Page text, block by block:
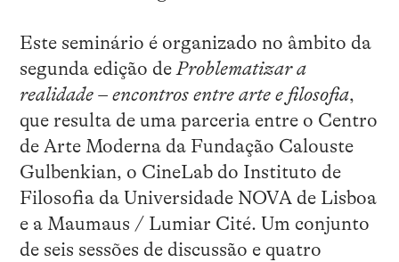
Este seminário é organizado no âmbito da
segunda edição deProblematizar a
realidade – encontros entre arte e filosofia,
que resulta de uma parceria entre o Centro
de Arte Moderna da Fundação Calouste
Gulbenkian, o CineLab do Instituto de
Filosofia da Universidade NOVA de Lisboa
e a Maumaus / Lumiar Cité. Um conjunto
de seis sessões de discussão e quatro